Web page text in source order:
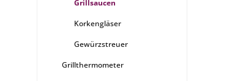
Grillsaucen
Korkengläser
Gewürzstreuer
Grillthermometer